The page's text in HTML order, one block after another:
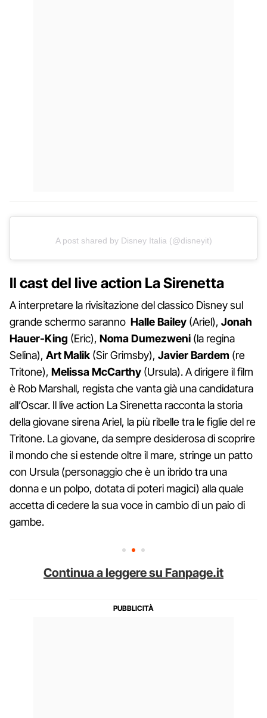
A post shared by Disney Italia (@disneyit)
Il cast del live action La Sirenetta
A interpretare la rivisitazione del classico Disney sul
grande schermo saranno Halle Bailey (Ariel), Jonah
Hauer-King (Eric), Noma Dumezweni (la regina
Selina), Art Malik (Sir Grimsby), Javier Bardem (re
Tritone), Melissa McCarthy (Ursula). A dirigere il film
è Rob Marshall, regista che vanta già una candidatura
all’Oscar. Il live action La Sirenetta racconta la storia
della giovane sirena Ariel, la più ribelle tra le figlie del re
Tritone. La giovane, da sempre desiderosa di scoprire
il mondo che si estende oltre il mare, stringe un patto
con Ursula (personaggio che è un ibrido tra una
donna e un polpo, dotata di poteri magici) alla quale
accetta di cedere la sua voce in cambio di un paio di
gambe.
Continua a leggere su Fanpage.it